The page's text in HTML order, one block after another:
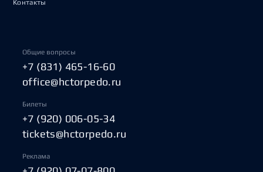
Контакты
Общие вопросы
+7 (831) 465-16-60
office@hctorpedo.ru
Билеты
+7 (920) 006-05-34
tickets@hctorpedo.ru
Реклама